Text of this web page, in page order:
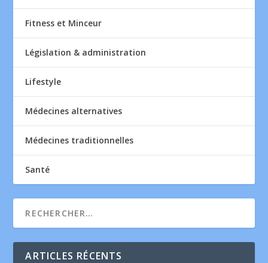
Fitness et Minceur
Législation & administration
Lifestyle
Médecines alternatives
Médecines traditionnelles
Santé
ARTICLES RÉCENTS